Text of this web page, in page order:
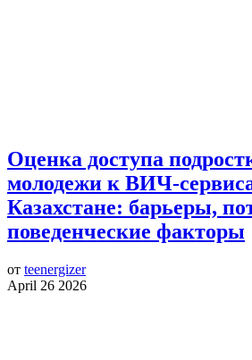
Оценка доступа
молодежи к ВИЧ-
Казахстане: барьеры,
поведенческие факторы
от teenergizer
April 26 2026